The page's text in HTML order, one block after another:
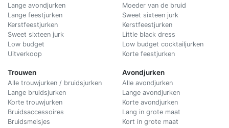
Lange avondjurken
Lange feestjurken
Kerstfeestjurken
Sweet sixteen jurk
Low budget
Uitverkoop
Trouwen
Alle trouwjurken / bruidsjurken
Lange bruidsjurken
Korte trouwjurken
Bruidsaccessoires
Bruidsmeisjes
Moeder van de bruid
Sweet sixteen jurk
Kerstfeestjurken
Little black dress
Low budget cocktailjurken
Korte feestjurken
Avondjurken
Alle avondjurken
Lange avondjurken
Korte avondjurken
Lang in grote maat
Kort in grote maat